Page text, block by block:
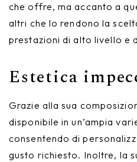
che offre, ma accanto a
altri che lo rendono la
prestazioni di alto livello e
Estetica
Grazie alla sua
disponibile in un’ampia
consentendo di
gusto richiesto. Inoltre, la